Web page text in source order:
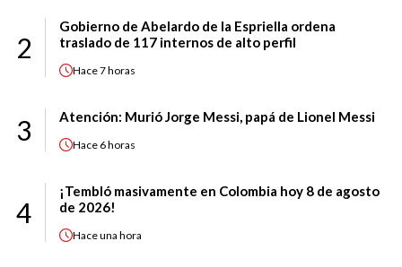
2
Gobierno de Abelardo de la Espriella ordena
traslado de 117 internos de alto perfil
Hace7 horas
3 Atención: Murió Jorge Messi, papá de Lionel Messi
Hace 6 horas
4
¡Tembló masivamente en Colombia hoy 8 de agosto
de 2026!
Haceuna hora